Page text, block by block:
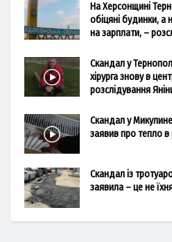
На Херсонщині
обіцяні будинки, а
на зарплати, –
Скандал у
хірурга знову в
розслідування
Скандал у
заявив про тепло
Скандал із
заявила – це не